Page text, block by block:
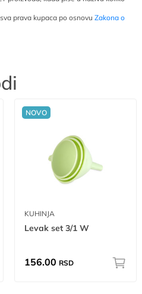
prava kupaca po osnovu Zakona o
NOVO
KUHINJA
Levak set 3/1 W
156.00 RSD